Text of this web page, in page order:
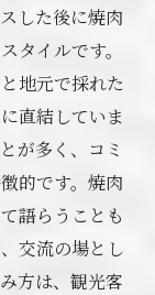
一日
焼肉スポッ
験
した後に焼肉
タイルです。
地元で採れた
直結していま
が多く、コミ
的です。焼肉
語らうことも
交流の場とし
方は、観光客